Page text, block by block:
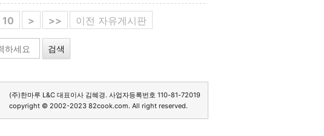
10 > >> 이전 자유게시판
(주)한마루 L&C 대표이사 김혜경. 사업자등록번호 110-81-72019
copyright © 2002-2023 82cook.com. All right reserved.